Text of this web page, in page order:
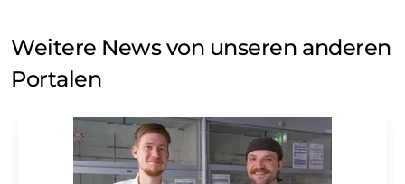
Weitere News von unseren anderen
Portalen